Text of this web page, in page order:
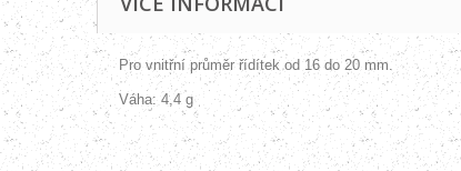
Pro vnitřní průměr řídítek od 16 do 20 mm.
Váha: 4,4 g